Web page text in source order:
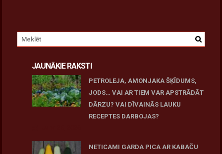
JAUNĀKIE RAKSTI
PETROLEJA, AMONJAKA ŠĶĪDUMS,
JODS… VAI AR TIEM VAR APSTRĀDĀT
DĀRZU? VAI DĪVAINĀS LAUKU
RECEPTES DARBOJAS?
NETICAMI GARDA PICA AR KABAČU